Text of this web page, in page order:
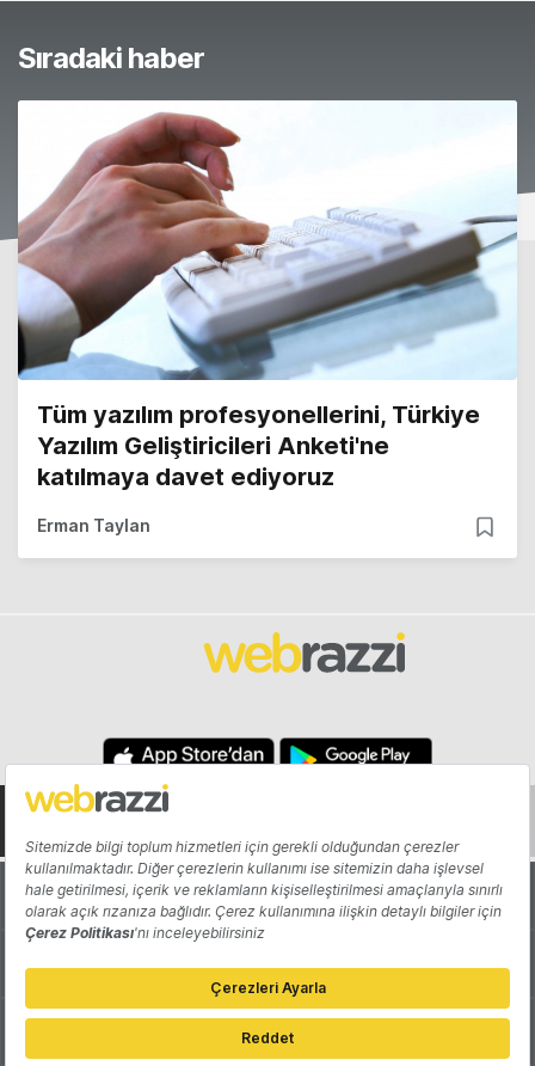
Sıradaki haber
Tüm yazılım profesyonellerini, Türkiye
Yazılım Geliştiricileri Anketi'ne
katılmaya davet ediyoruz
Erman Taylan
Hakkında Yazarlar
Katkıda Bulun Reklam